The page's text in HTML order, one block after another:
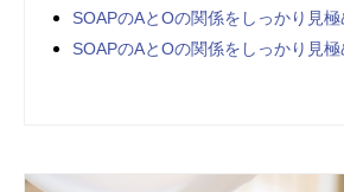
SOAPのAとOの関係をしっかり見極
SOAPのAとOの関係をしっかり見極